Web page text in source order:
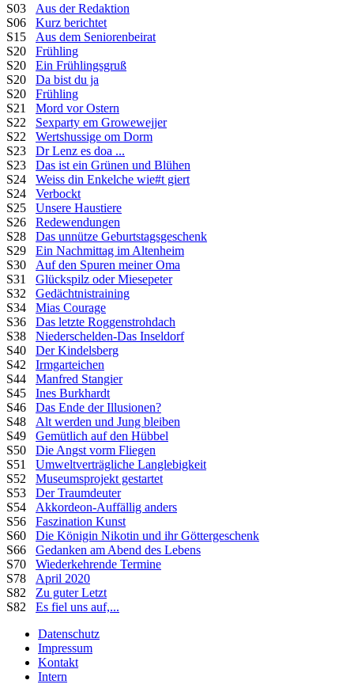
S03 Aus der Redaktion
S06 Kurz berichtet
S15 Aus dem Seniorenbeirat
S20 Frühling
S20 Ein Frühlingsgruß
S20 Da bist du ja
S20 Frühling
S21 Mord vor Ostern
S22 Sexparty em Growewejjer
S22 Wertshussige om Dorm
S23 Dr Lenz es doa ...
S23 Das ist ein Grünen und Blühen
S24 Weiss din Enkelche wie#t giert
S24 Verbockt
S25 Unsere Haustiere
S26 Redewendungen
S28 Das unnütze Geburtstagsgeschenk
S29 Ein Nachmittag im Altenheim
S30 Auf den Spuren meiner Oma
S31 Glückspilz oder Miesepeter
S32 Gedächtnistraining
S34 Mias Courage
S36 Das letzte Roggenstrohdach
S38 Niederschelden-Das Inseldorf
S40 Der Kindelsberg
S42 Irmgarteichen
S44 Manfred Stangier
S45 Ines Burkhardt
S46 Das Ende der Illusionen?
S48 Alt werden und Jung bleiben
S49 Gemütlich auf den Hübbel
S50 Die Angst vorm Fliegen
S51 Umweltverträgliche Langlebigkeit
S52 Museumsprojekt gestartet
S53 Der Traumdeuter
S54 Akkordeon-Auffällig anders
S56 Faszination Kunst
S60 Die Königin Nikotin und ihr Göttergeschenk
S66 Gedanken am Abend des Lebens
S70 Wiederkehrende Termine
S78 April 2020
S82 Zu guter Letzt
S82 Es fiel uns auf,...
Datenschutz
Impressum
Kontakt
Intern